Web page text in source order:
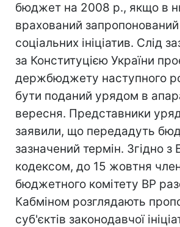
бюджет на 2008 р., якщо в
врахований
соціальних ініціатив. Слід
за Конституцією України
держбюджету наступного
бути поданий урядом в
вересня. Представники
заявили, що передадуть
зазначений термін. Згідно
кодексом, до 15 жовтня
бюджетного комітету ВР
Кабміном розглядають
суб'єктів законодавчої